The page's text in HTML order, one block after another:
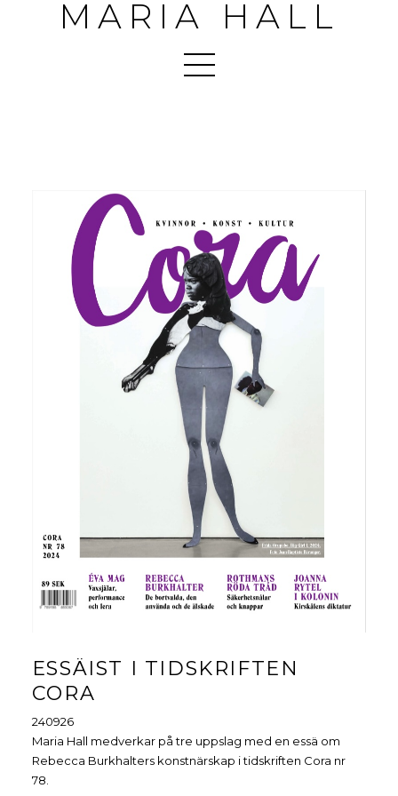
MARIA HALL
ESSÄIST I TIDSKRIFTEN
CORA
240926
Maria Hall medverkar på tre uppslag med en essä om
Rebecca Burkhalters konstnärskap i tidskriften Cora nr
78.